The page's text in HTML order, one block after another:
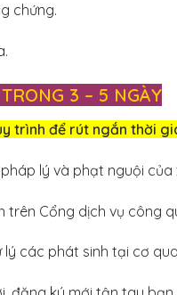
chứng.
3 – 5 NGÀY
trình để rút ngắn thời
lý và phạt nguội của
trên Cổng dịch vụ công
lý các phát sinh tại cơ